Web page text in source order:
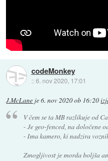
codeMonkey
::6. nov 2020, 17:01
J.McLane je6. nov 2020 ob 16:20
V čem se ta MB razlikuje od
- Je geo-fenced, na določene
- Ima kamero, ki nadzira
Zmogljivost je morda boljša